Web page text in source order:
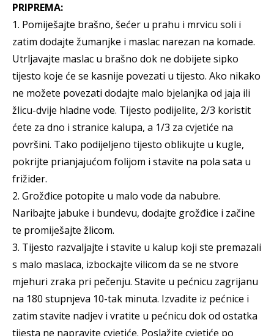
PRIPREMA:
1. Pomiješajte brašno, šećer u prahu i mrvicu soli i
zatim dodajte žumanjke i maslac narezan na komade.
Utrljavajte maslac u brašno dok ne dobijete sipko
tijesto koje će se kasnije povezati u tijesto. Ako nikako
ne možete povezati dodajte malo bjelanjka od jaja ili
žlicu-dvije hladne vode. Tijesto podijelite, 2/3 koristit
ćete za dno i stranice kalupa, a 1/3 za cvjetiće na
površini. Tako podijeljeno tijesto oblikujte u kugle,
pokrijte prianjajućom folijom i stavite na pola sata u
frižider.
2. Grožđice potopite u malo vode da nabubre.
Naribajte jabuke i bundevu, dodajte grožđice i začine
te promiješajte žlicom.
3. Tijesto razvaljajte i stavite u kalup koji ste premazali
s malo maslaca, izbockajte vilicom da se ne stvore
mjehuri zraka pri pečenju. Stavite u pećnicu zagrijanu
na 180 stupnjeva 10-tak minuta. Izvadite iz pećnice i
zatim stavite nadjev i vratite u pećnicu dok od ostatka
tijesta ne napravite cvjetiće. Poslažite cvjetiće po